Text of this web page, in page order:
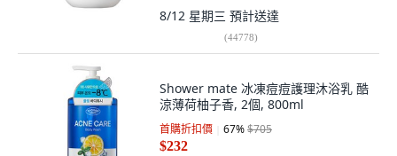
8/12 星期三 預計送達
(44778)
Shower mate 冰凍痘痘護理沐浴乳 酷
涼薄荷柚子香, 2個, 800ml
首購折扣價 67%$705
$232